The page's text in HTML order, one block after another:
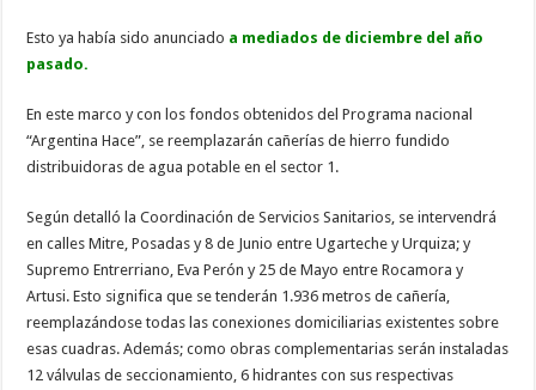
Esto ya había sido anunciado a mediados de diciembre del año
pasado.
En este marco y con los fondos obtenidos del Programa nacional
“Argentina Hace”, se reemplazarán cañerías de hierro fundido
distribuidoras de agua potable en el sector 1.
Según detalló la Coordinación de Servicios Sanitarios, se intervendrá
en calles Mitre, Posadas y 8 de Junio entre Ugarteche y Urquiza; y
Supremo Entrerriano, Eva Perón y 25 de Mayo entre Rocamora y
Artusi. Esto significa que se tenderán 1.936 metros de cañería,
reemplazándose todas las conexiones domiciliarias existentes sobre
esas cuadras. Además; como obras complementarias serán instaladas
12 válvulas de seccionamiento, 6 hidrantes con sus respectivas